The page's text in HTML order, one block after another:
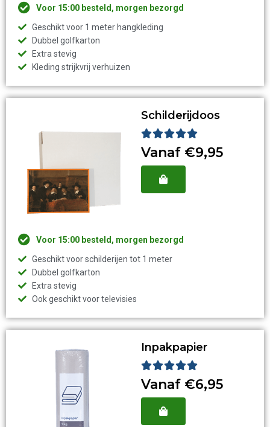
Voor 15:00 besteld, morgen bezorgd
Geschikt voor 1 meter hangkleding
Dubbel golfkarton
Extra stevig
Kleding strijkvrij verhuizen
Schilderijdoos
Waardering
5
van
Vanaf €9,95
Voor 15:00 besteld, morgen bezorgd
Geschikt voor schilderijen tot 1 meter
Dubbel golfkarton
Extra stevig
Ook geschikt voor televisies
Inpakpapier
Waardering
5
van
Vanaf €6,95